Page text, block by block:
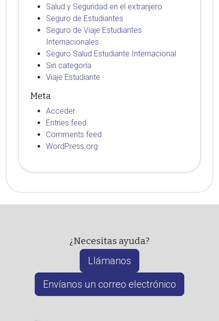
Salud y Seguridad en el extranjero
Seguro de Estudiantes
Seguro de Viaje Estudiantes
Internacionales
Seguro Salud Estudiante Internacional
Sin categoría
Viaje Estudiante
Meta
Acceder
Entries feed
Comments feed
WordPress.org
¿Necesitas ayuda?
Llámanos
Envíanos un correo electrónico